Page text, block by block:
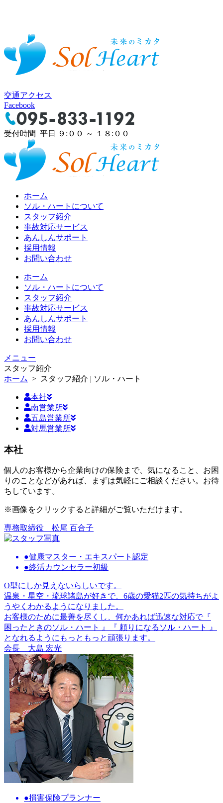
交通アクセス
Facebook
受付時間 平日 ９:００ ～ １８:００
ホーム
ソル・ハートについて
スタッフ紹介
事故対応サービス
あんしんサポート
採用情報
お問い合わせ
ホーム
ソル・ハートについて
スタッフ紹介
事故対応サービス
あんしんサポート
採用情報
お問い合わせ
メニュー
スタッフ紹介
ホーム > スタッフ紹介 | ソル・ハート
本社
南営業所
五島営業所
対馬営業所
本社
個⼈のお客様から企業向けの保険まで、気になること、お困
りのことなどがあれば、まずは気軽にご相談ください。お待
ちしています。
※画像をクリックすると詳細がご覧いただけます。
専務取締役 松尾 百合子
●健康マスター・エキスパート認定
●終活カウンセラー初級
O型にしか見えないらしいです。
温泉・星空・琉球諸島が好きで、6歳の愛猫2匹の気持ちがよ
うやくわかるようになりました。
お客様のために最善を尽くし、何かあれば迅速な対応で『
困ったときのソル・ハート 』『 頼りになるソル・ハート 』
となれるようにもっともっと頑張ります。
会長 大島 宏光
●損害保険プランナー